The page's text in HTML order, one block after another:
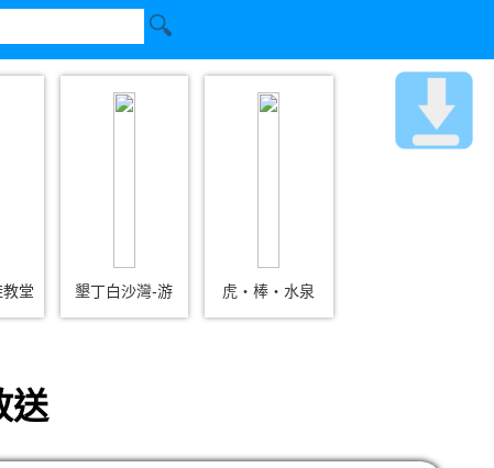
堂 墾丁白沙灣-游 虎‧棒‧水泉
送